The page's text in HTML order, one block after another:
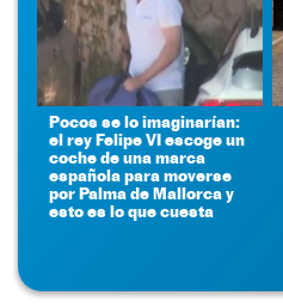
Pocos se lo imaginarían:
el rey Felipe VI escoge un
coche de una marca
española para moverse
por Palma de Mallorca y
esto es lo que cuesta